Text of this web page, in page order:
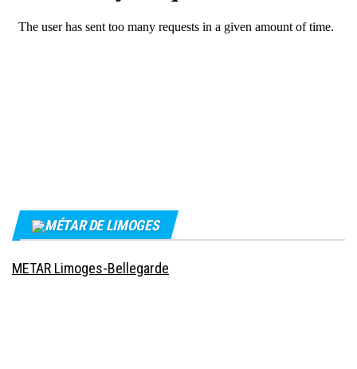
MÉTAR DE LIMOGES
METAR Limoges-Bellegarde